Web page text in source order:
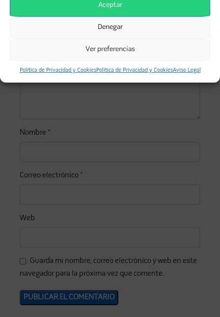
Aceptar
Denegar
Ver preferencias
Política de Privacidad y CookiesPolítica de Privacidad y CookiesAviso Legal
Comentario*
Nombre *
Correo electrónico *
Web
Guarda mi nombre, correo electrónico y web en este
navegador para la próxima vez que comente.